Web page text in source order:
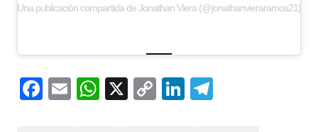
Una publicación compartida de Jonathan Viera (@jonathanvieraramos21)
Facebook
EmailWhatsApp
X
CopyLinkedIn